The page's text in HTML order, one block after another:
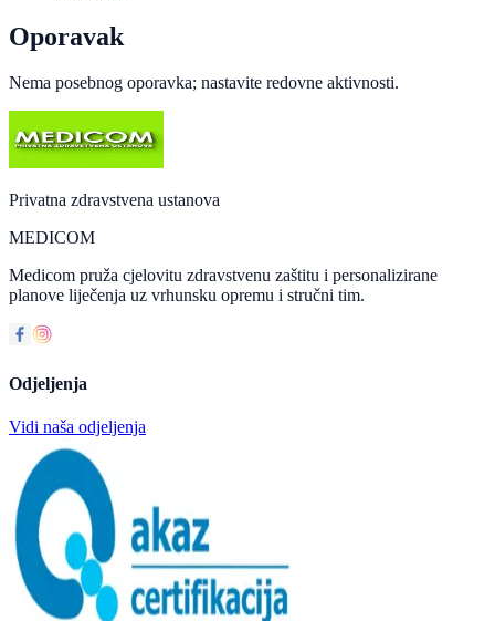
Oporavak
Nema posebnog oporavka; nastavite redovne aktivnosti.
Privatna zdravstvena ustanova
MEDICOM
Medicom pruža cjelovitu zdravstvenu zaštitu i personalizirane
planove liječenja uz vrhunsku opremu i stručni tim.
Odjeljenja
Vidi naša odjeljenja